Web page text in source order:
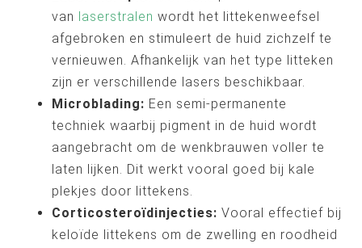
van laserstralen wordt het littekenweefsel
afgebroken en stimuleert de huid zichzelf te
vernieuwen. Afhankelijk van het type litteken
zijn er verschillende lasers beschikbaar.
Microblading: Een semi-permanente
techniek waarbij pigment in de huid wordt
aangebracht om de wenkbrauwen voller te
laten lijken. Dit werkt vooral goed bij kale
plekjes door littekens.
Corticosteroïdinjecties: Vooral effectief bij
keloïde littekens om de zwelling en roodheid